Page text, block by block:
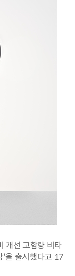
개선 고함량 비타
'을 출시했다고 17